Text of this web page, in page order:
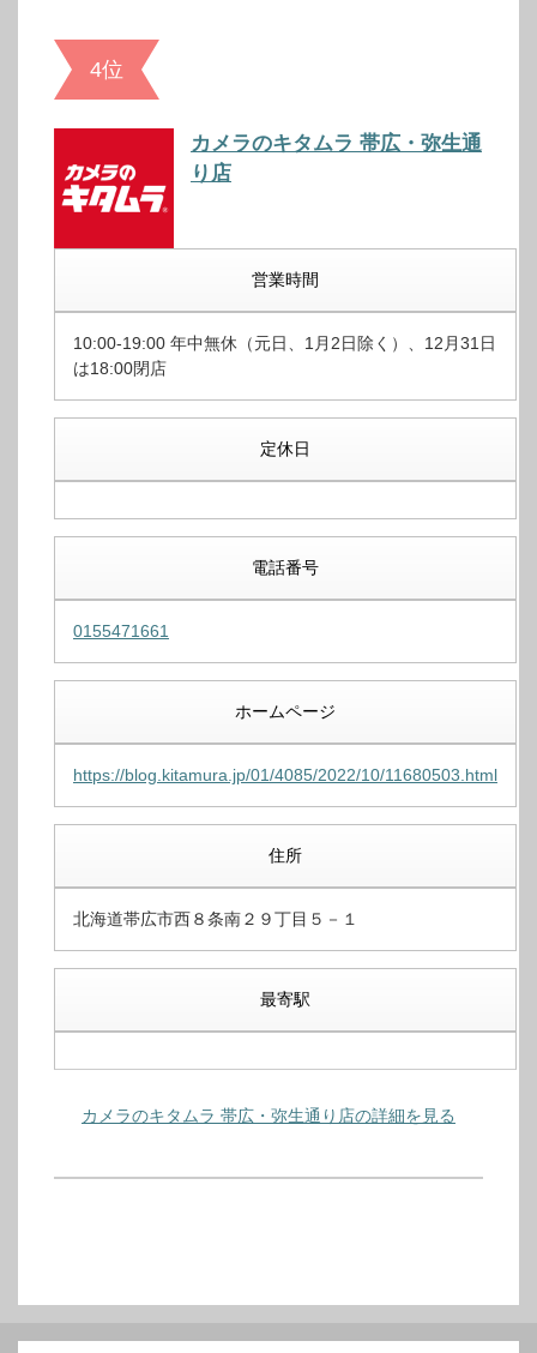
4位
カメラのキタムラ 帯広・弥生通
り店
営業時間
10:00-19:00 年中無休（元日、1月2日除く）、12月31日
は18:00閉店
定休日
電話番号
0155471661
ホームページ
https://blog.kitamura.jp/01/4085/2022/10/11680503.html
住所
北海道帯広市西８条南２９丁目５－１
最寄駅
カメラのキタムラ 帯広・弥生通り店の詳細を見る